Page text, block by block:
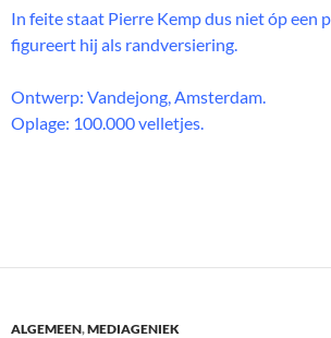
In feite staat Pierre Kemp dus niet óp een
figureert hij als randversiering.
Ontwerp: Vandejong, Amsterdam.
Oplage: 100.000 velletjes.
ALGEMEEN,MEDIAGENIEK